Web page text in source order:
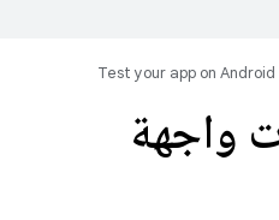
Test your app on Android
واجهة